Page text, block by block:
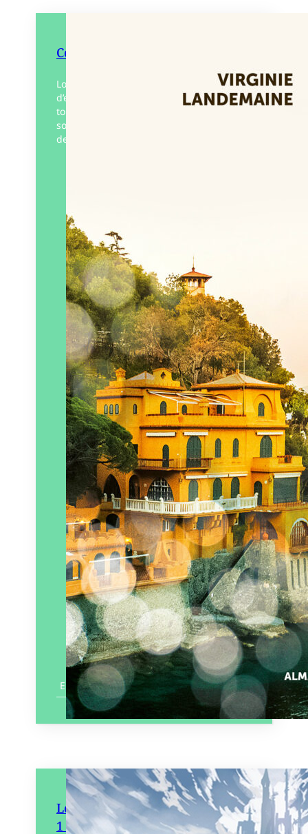
Ce sera quand même l’Italie
Lors d’un voyage initiatique fait
d’explorations intérieures autant que
touristiques, Juliette nous entraîne dans
son sillage et nous invite à voir au-delà
des apparences ; à porter notre…
En savoir plus
Le Royaume des géants – Tome
1 Le Secret des nuages